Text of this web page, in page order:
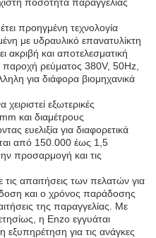
προηγμένη τεχνολογία
με υδραυλικό επανατυλίκτη
ακριβή και αποτελεσματική
παροχή ρεύματος 380V, 50Hz,
για διάφορα βιομηχανικά
εξωτερικές
και διαμέτρους
ευελιξία για διαφορετικά
από 150.000 έως 1,5
προσαρμογή και τις
απαιτήσεις των πελατών για
και ο χρόνος παράδοσης
της παραγγελίας. Με
η Enzo εγγυάται
εξυπηρέτηση για τις ανάγκες